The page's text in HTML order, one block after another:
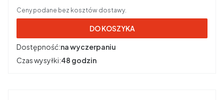
Ceny podane bez kosztów dostawy.
DO KOSZYKA
Dostępność:na wyczerpaniu
Czas wysyłki:48 godzin